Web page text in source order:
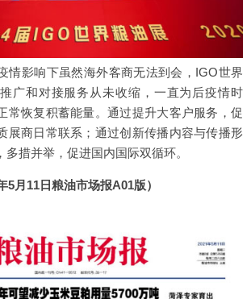
情影响下虽然海外客商无法到会，IGO世界
广和对接服务从未收缩，一直为后疫情时
常恢复积蓄能量。通过提升大客户服务，促
展商日常联系；通过创新传播内容与传播形
措并举，促进国内国际双循环。
5月11日粮油市场报A01版）